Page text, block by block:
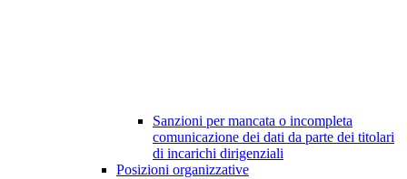
Sanzioni per mancata o incompleta
comunicazione dei dati da parte dei titolari
di incarichi dirigenziali
Posizioni organizzative